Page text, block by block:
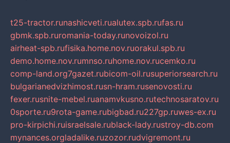
t25-tractor.runashicveti.rualutex.spb.rufas.ru
gbmk.spb.ruromania-today.runovoizol.ru
airheat-spb.rufisika.home.nov.ruorakul.spb.ru
demo.home.nov.rumnso.ruhome.nov.rucemko.ru
comp-land.org7gazet.rubicom-oil.rusuperiorsearch.ru
bulgarianedvizhimost.rusn-hram.rusenovosti.ru
fexer.rusnite-mebel.ruanamvkusno.rutechnosaratov.ru
0sporte.ru9rota-game.rubigbad.ru227gp.ruwes-ex.ru
pro-kirpichi.ruisraelsale.rublack-lady.rustroy-db.com
mynances.orgladalike.ruzozor.rudvigremont.ru